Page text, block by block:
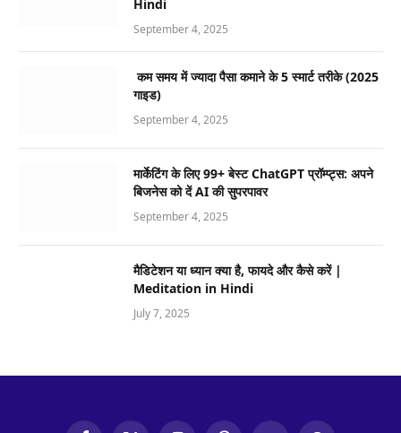
Hindi
September 4, 2025
कम समय में ज्यादा पैसा कमाने के 5 स्मार्ट तरीके (2025
गाइड)
September 4, 2025
मार्केटिंग के लिए 99+ बेस्ट ChatGPT प्रॉम्प्ट्स: अपने
बिजनेस को दें AI की सुपरपावर
September 4, 2025
मैडिटेशन या ध्यान क्या है, फायदे और कैसे करें |
Meditation in Hindi
July 7, 2025